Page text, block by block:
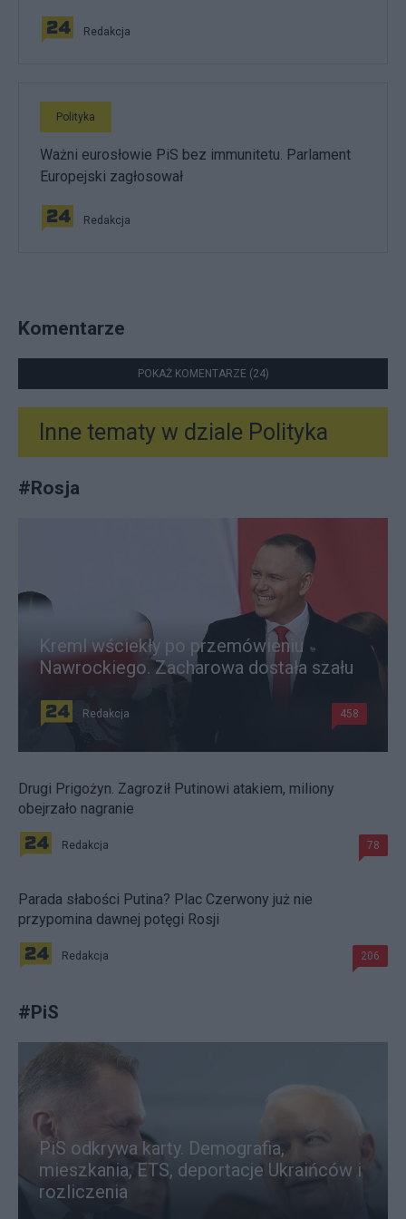
Redakcja
Polityka
Ważni eurosłowie PiS bez immunitetu. Parlament
Europejski zagłosował
Redakcja
Komentarze
POKAŻ KOMENTARZE (24)
Inne tematy w dziale Polityka
#Rosja
Kreml wściekły po przemówieniu
Nawrockiego. Zacharowa dostała szału
Redakcja 458
Drugi Prigożyn. Zagroził Putinowi atakiem, miliony
obejrzało nagranie
Redakcja 78
Parada słabości Putina? Plac Czerwony już nie
przypomina dawnej potęgi Rosji
Redakcja 206
#PiS
PiS odkrywa karty. Demografia,
mieszkania, ETS, deportacje Ukraińców i
rozliczenia